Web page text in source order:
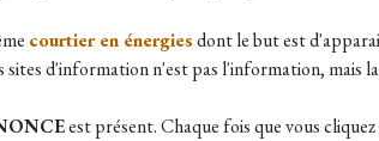
courtier en énergiesdont le but est
d'information n'est pas l'information, mais
est présent. Chaque fois que vous